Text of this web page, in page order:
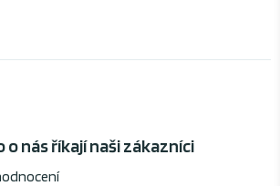
o nás říkají naši zákazníci